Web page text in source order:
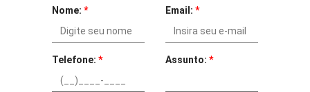
Nome: * Email: *
Telefone: * Assunto: *